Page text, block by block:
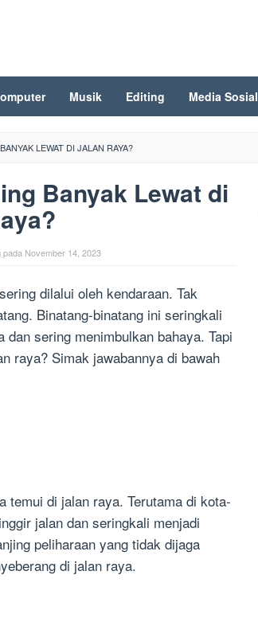
Musik Editing Media Sosial
LEWAT DI JALAN RAYA?
Banyak Lewat di
pada November 14, 2023
dilalui oleh kendaraan. Tak
Binatang-binatang ini seringkali
dan sering menimbulkan bahaya. Tapi
raya? Simak jawabannya di bawah
temui di jalan raya. Terutama di kota-
jalan dan seringkali menjadi
peliharaan yang tidak dijaga
di jalan raya.